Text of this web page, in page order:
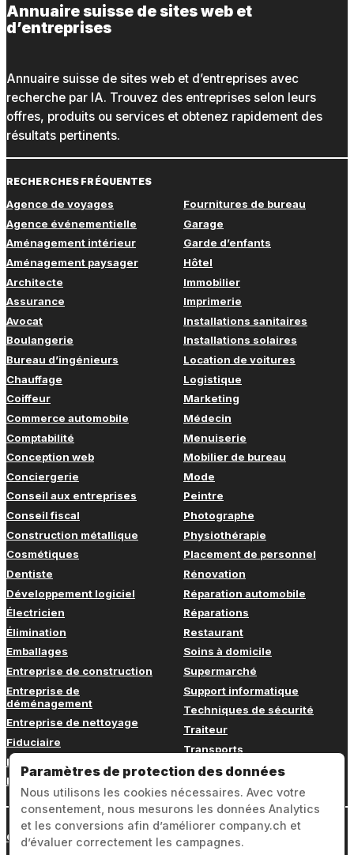
Annuaire suisse de sites web et
d’entreprises
Annuaire suisse de sites web et d’entreprises avec
recherche par IA. Trouvez des entreprises selon leurs
offres, produits ou services et obtenez rapidement des
résultats pertinents.
RECHERCHES FRÉQUENTES
Agence de voyages
Agence événementielle
Aménagement intérieur
Aménagement paysager
Architecte
Assurance
Avocat
Boulangerie
Bureau d’ingénieurs
Chauffage
Coiffeur
Commerce automobile
Comptabilité
Conception web
Conciergerie
Conseil aux entreprises
Conseil fiscal
Construction métallique
Cosmétiques
Dentiste
Développement logiciel
Électricien
Élimination
Emballages
Entreprise de construction
Entreprise de
déménagement
Entreprise de nettoyage
Fiduciaire
Fitness
Formation continue
Fournitures de bureau
Garage
Garde d’enfants
Hôtel
Immobilier
Imprimerie
Installations sanitaires
Installations solaires
Location de voitures
Logistique
Marketing
Médecin
Menuiserie
Mobilier de bureau
Mode
Peintre
Photographe
Physiothérapie
Placement de personnel
Rénovation
Réparation automobile
Réparations
Restaurant
Soins à domicile
Supermarché
Support informatique
Techniques de sécurité
Traiteur
Transports
Vétérinaire
Connexion
Paramètres de protection des données
Nous utilisons les cookies nécessaires. Avec votre
consentement, nous mesurons les données Analytics
et les conversions afin d’améliorer company.ch et
d’évaluer correctement les campagnes.